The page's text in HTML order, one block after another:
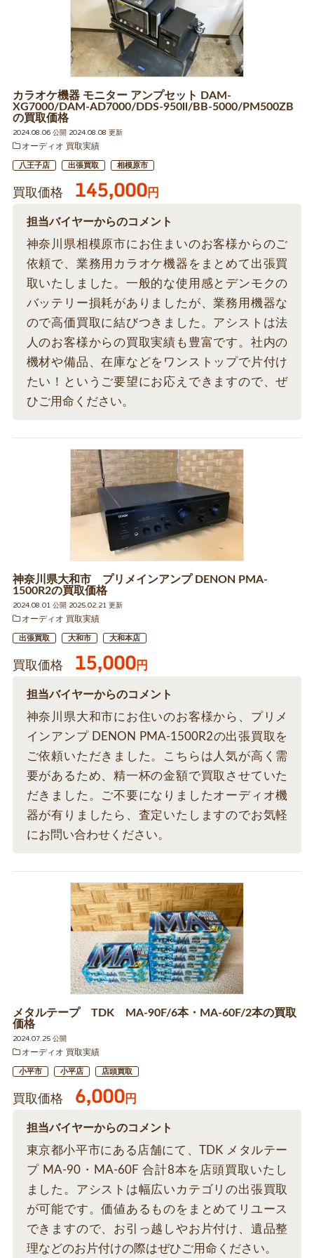
カラオケ機器 モニター アンプセット DAM-
XG7000/DAM-AD7000/DDS-950ll/BB-5000/PM500ZB
の買取価格
2024.08.06 公開 2024.08.08 更新
オーディオ 買取実績
八王子店 出張買取 相模原市
買取価格 145,000円
担当バイヤーからのコメント
神奈川県相模原市にお住まいのお客様からのご
依頼で、業務用カラオケ機器をまとめて出張買
取いたしました。一般的な使用感とデンモクの
バッテリー損耗がありましたが、業務用機器な
ので高価買取に結びつきました。アシストは法
人のお客様からの買取実績も豊富です。社内の
機材や備品、在庫などをワンストップで片付け
たい！というご要望にお応えできますので、ぜ
ひご用命ください。
神奈川県大和市 プリメインアンプ DENON PMA-
1500R2の買取価格
2024.08.01 公開 2025.02.21 更新
オーディオ 買取実績
出張買取 大和市 大和本店
買取価格 15,000円
担当バイヤーからのコメント
神奈川県大和市にお住いのお客様から、プリメ
インアンプ DENON PMA-1500R2の出張買取を
ご依頼いただきました。こちらは人気が高く需
要があるため、精一杯の金額で買取させていた
だきました。ご不要になりましたオーディオ機
器が有りましたら、査定いたしますのでお気軽
にお問い合わせください。
メタルテープ TDK MA-90F/6本・MA-60F/2本の買取
価格
2024.07.25 公開
オーディオ 買取実績
小平市 小平店 店頭買取
買取価格 6,000円
担当バイヤーからのコメント
東京都小平市にある店舗にて、TDK メタルテー
プ MA-90・MA-60F 合計8本を店頭買取いたし
ました。アシストは幅広いカテゴリの出張買取
が可能です。価値あるものをまとめてリユース
できますので、お引っ越しやお片付け、遺品整
理などのお片付けの際はぜひご用命ください。